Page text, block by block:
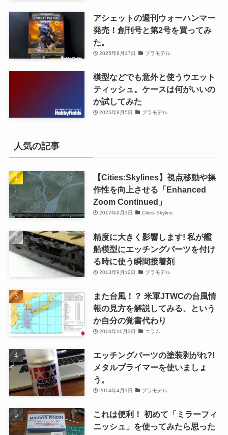
アシェットの週刊ウォーハンマー
発売！創刊号と第2号を買ってみ
た。
2025年9月17日 プラモデル
模型などでも意外と使うウエット
ティッシュ。ケースは何がいいの
か試してみた
2025年8月5日 プラモデル
人気の記事
【Cities:Skylines】視点移動や操
作性を向上させる「Enhanced
Zoom Continued」
2017年9月3日 Cities Skyline
精度に大きく影響します! 私が艦
船模型にエッチングパーツを付け
る時に使う瞬間接着剤
2013年9月12日 プラモデル
また台風！？ 米軍JTWCの台風情
報の見方を解説してみる、という
か自分の覚書代わり
2016年10月3日 コラム
エッチングパーツの塗装剥がれ?!
メタルプライマーを使いましょ
う。
2014年4月1日 プラモデル
これは便利！ 初めて「ミラーフィ
ニッシュ」を使ってみたら思った